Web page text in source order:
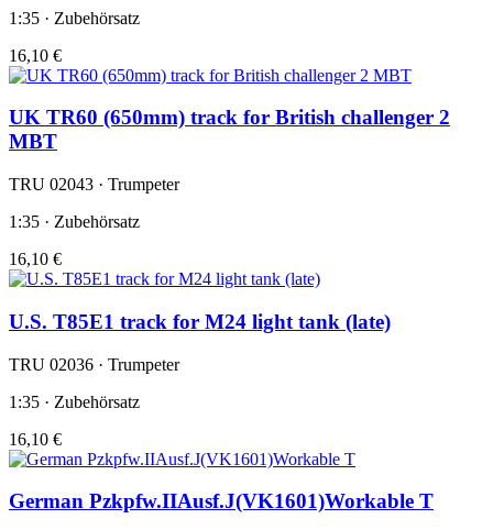
1:35 · Zubehörsatz
16,10 €
UK TR60 (650mm) track for British challenger 2
MBT
TRU 02043 · Trumpeter
1:35 · Zubehörsatz
16,10 €
U.S. T85E1 track for M24 light tank (late)
TRU 02036 · Trumpeter
1:35 · Zubehörsatz
16,10 €
German Pzkpfw.IIAusf.J(VK1601)Workable T